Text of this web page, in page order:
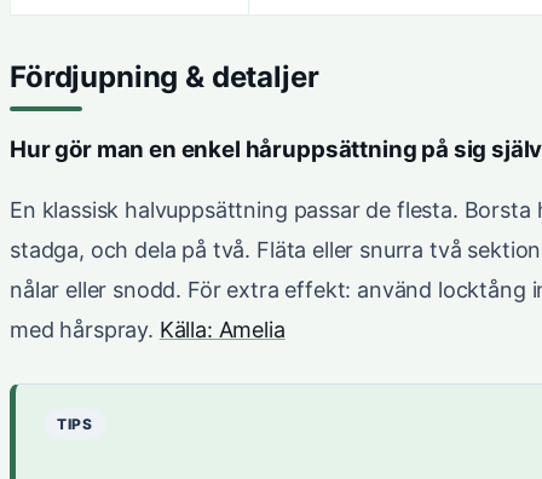
Fördjupning & detaljer
Hur gör man en enkel håruppsättning på sig
En klassisk halvuppsättning passar de flesta.
stadga, och dela på två. Fläta eller snurra två
nålar eller snodd. För extra effekt: använd locktång
med hårspray. Källa: Amelia
TIPS